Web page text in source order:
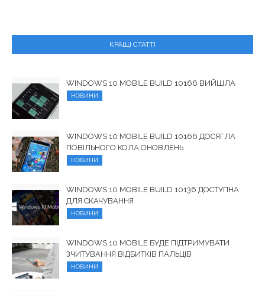
КРАЩІ СТАТТІ
WINDOWS 10 MOBILE BUILD 10166 ВИЙШЛА
НОВИНИ
WINDOWS 10 MOBILE BUILD 10166 ДОСЯГЛА
ПОВІЛЬНОГО КОЛА ОНОВЛЕНЬ
НОВИНИ
WINDOWS 10 MOBILE BUILD 10136 ДОСТУПНА
ДЛЯ СКАЧУВАННЯ
НОВИНИ
WINDOWS 10 MOBILE БУДЕ ПІДТРИМУВАТИ
ЗЧИТУВАННЯ ВІДБИТКІВ ПАЛЬЦІВ
НОВИНИ